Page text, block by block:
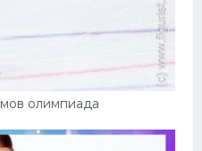
олимпиада